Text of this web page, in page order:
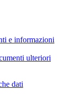
e informazioni
ulteriori
dati